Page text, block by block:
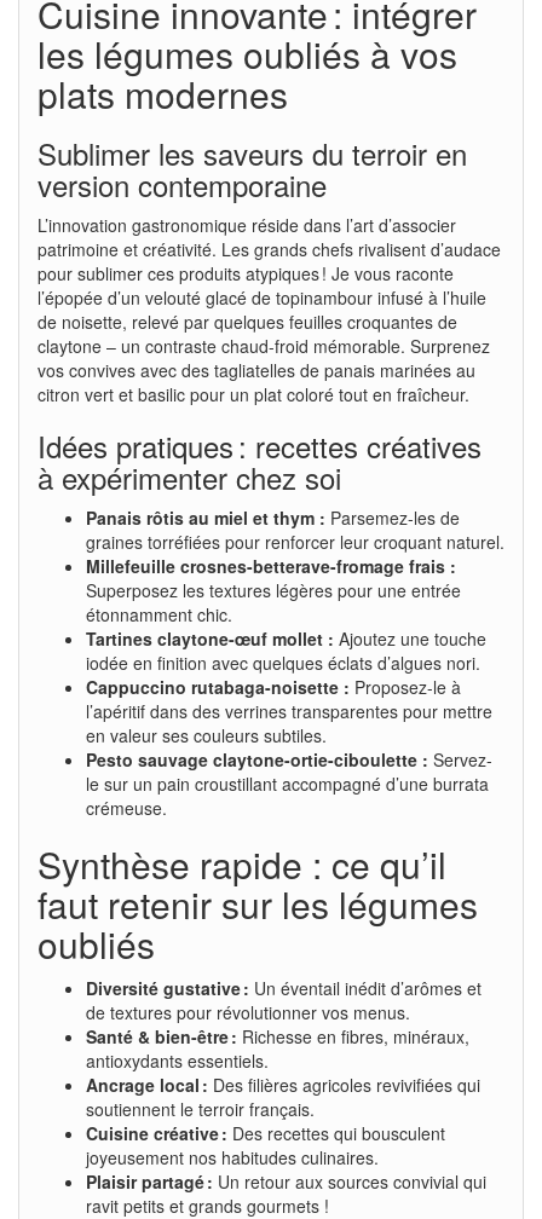
Cuisine innovante : intégrer
les légumes oubliés à vos
plats modernes
Sublimer les saveurs du terroir en
version contemporaine
L’innovation gastronomique réside dans l’art d’associer
patrimoine et créativité. Les grands chefs rivalisent d’audace
pour sublimer ces produits atypiques ! Je vous raconte
l’épopée d’un velouté glacé de topinambour infusé à l’huile
de noisette, relevé par quelques feuilles croquantes de
claytone – un contraste chaud-froid mémorable. Surprenez
vos convives avec des tagliatelles de panais marinées au
citron vert et basilic pour un plat coloré tout en fraîcheur.
Idées pratiques : recettes créatives
à expérimenter chez soi
Panais rôtis au miel et thym : Parsemez-les de
graines torréfiées pour renforcer leur croquant naturel.
Millefeuille crosnes-betterave-fromage frais :
Superposez les textures légères pour une entrée
étonnamment chic.
Tartines claytone-œuf mollet : Ajoutez une touche
iodée en finition avec quelques éclats d’algues nori.
Cappuccino rutabaga-noisette : Proposez-le à
l’apéritif dans des verrines transparentes pour mettre
en valeur ses couleurs subtiles.
Pesto sauvage claytone-ortie-ciboulette : Servez-
le sur un pain croustillant accompagné d’une burrata
crémeuse.
Synthèse rapide : ce qu’il
faut retenir sur les légumes
oubliés
Diversité gustative : Un éventail inédit d’arômes et
de textures pour révolutionner vos menus.
Santé & bien-être : Richesse en fibres, minéraux,
antioxydants essentiels.
Ancrage local : Des filières agricoles revivifiées qui
soutiennent le terroir français.
Cuisine créative : Des recettes qui bousculent
joyeusement nos habitudes culinaires.
Plaisir partagé : Un retour aux sources convivial qui
ravit petits et grands gourmets !